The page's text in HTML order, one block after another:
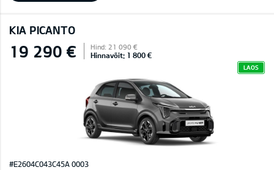
KIA PICANTO
19 290 € Hind: 21 090 €
Hinnavõit: 1 800 €
LAOS
#E2604C043C45A 0003